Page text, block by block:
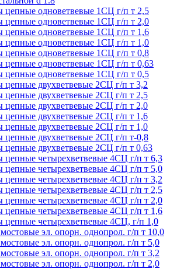
цепные одноветвевые 1СЦ г/п т 2,5
цепные одноветвевые 1СЦ г/п т 2,0
цепные одноветвевые 1СЦ г/п т 1,6
цепные одноветвевые 1СЦ г/п т 1,0
цепные одноветвевые 1СЦ г/п т 0,8
цепные одноветвевые 1СЦ г/п т 0,63
цепные одноветвевые 1СЦ г/п т 0,5
цепные двухветвевые 2СЦ г/п т 3,2
цепные двухветвевые 2СЦ г/п т 2,5
цепные двухветвевые 2СЦ г/п т 2,0
цепные двухветвевые 2СЦ г/п т 1,6
цепные двухветвевые 2СЦ г/п т 1,0
цепные двухветвевые 2СЦ г/п т-0,8
цепные двухветвевые 2СЦ г/п т 0,63
цепные четырехветвевые 4СЦ г/п т 6,3
цепные четырехветвевые 4СЦ г/п т 5,0
цепные четырехветвевые 4СЦ г/п т 3,2
цепные четырехветвевые 4СЦ г/п т 2,5
цепные четырехветвевые 4СЦ г/п т 2,0
цепные четырехветвевые 4СЦ г/п т 1,6
цепные четырехветвевые 4СЦ, г/п 1,0
эл. опорн. однопрол. г/п т 10,0
эл. опорн. однопрол. г/п т 5,0
эл. опорн. однопрол. г/п т 3,2
эл. опорн. однопрол. г/п т 2,0